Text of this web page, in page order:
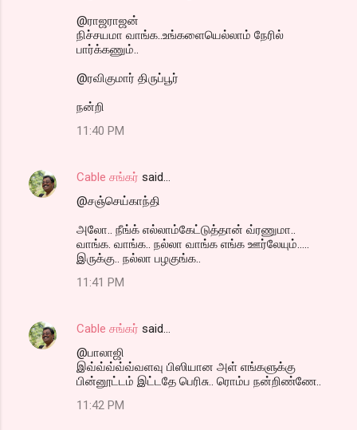
@ராஜராஜன்
நிச்சயமா வாங்க..உங்களையெல்லாம் நேரில்
பார்க்கணும்..
@ரவிகுமார் திருப்பூர்
நன்றி
11:40 PM
Cable சங்கர் said…
@சஞ்செய்காந்தி
அலோ.. நீங்க் எல்லாம்கேட்டுத்தான் வ்ரணுமா..
வாங்க. வாங்க.. நல்லா வாங்க எங்க ஊர்லேயும்.....
இருக்கு.. நல்லா பழகுங்க..
11:41 PM
Cable சங்கர் said…
@பாலாஜி
இவ்வ்வ்வ்வ்வளவு பிஸியான அள் எங்களுக்கு
பின்னூட்டம் இட்டதே பெரிசு.. ரொம்ப நன்றிண்ணே..
11:42 PM